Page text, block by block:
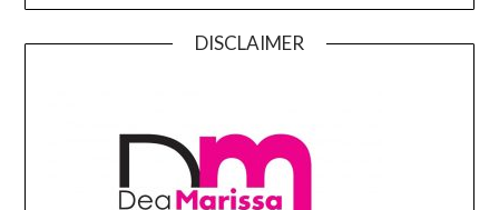
DISCLAIMER